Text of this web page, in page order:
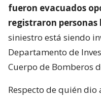
fueron evacuados
registraron personas
siniestro está siendo
Departamento de
Cuerpo de Bomberos
Respecto de quién dio